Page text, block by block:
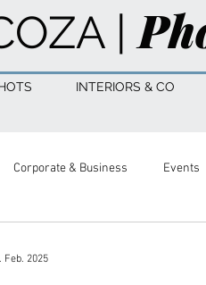
|
INTERIORS & CO
Corporate & Business Events
Feb. 2025